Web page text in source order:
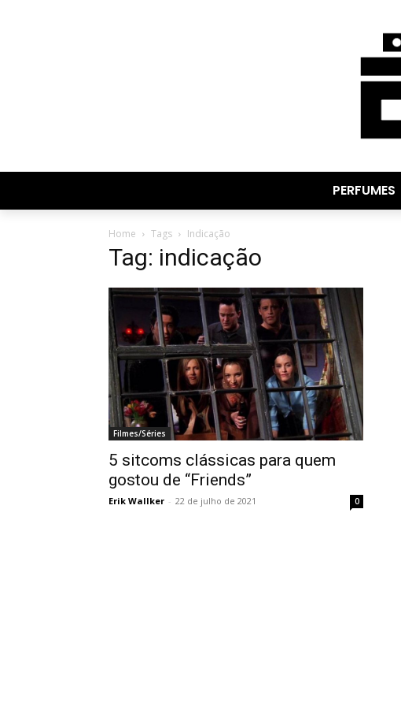
PERFUMES
Home Tags Indicação
Tag: indicação
Filmes/Séries
5 sitcoms clássicas para quem
gostou de “Friends”
Erik Wallker - 22 de julho de 2021 0